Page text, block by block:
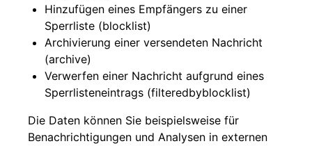
Hinzufügen eines Empfängers zu einer
Sperrliste (blocklist)
Archivierung einer versendeten Nachricht
(archive)
Verwerfen einer Nachricht aufgrund eines
Sperrlisteneintrags (filteredbyblocklist)
Die Daten können Sie beispielsweise für
Benachrichtigungen und Analysen in externen